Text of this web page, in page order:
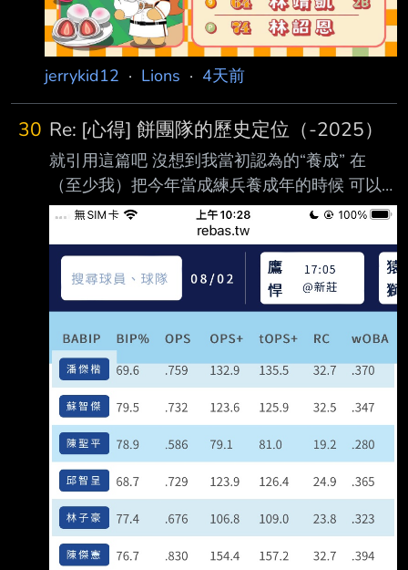
jerrykid12 · Lions · 4天前
30 Re: [心得] 餅團隊的歷史定位（-2025）
就引用這篇吧 沒想到我當初認為的“養成” 在
（至少我）把今年當成練兵養成年的時候 可以
再打了我一次臉 不是因為戰績一飛衝天，讓我
發現原來餅瓜不只會養成 而是發現原來所謂的
養成很強， 如同以前中職所謂的守備組： 因為
打擊爛掉，但該球員莫名的還能存在職棒，就把
他當成守備組 今年戰績鳥掉，我覺得預料之內
餅瓜從當年二軍總教練時期，其實就有很多調度
問題 （謝謝板友更正，大餅只擔任過二軍教
練，同時期是高千秋當總教練） 只是從撈到一
冠，突然贏球治百病 不過今年的戰況到現在 越
來越困惑的點是： 如果真的是“非常會養成”